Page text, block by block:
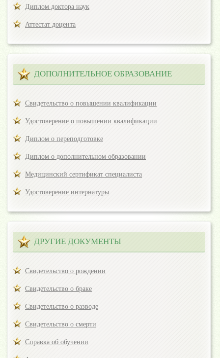
Диплом доктора наук
Аттестат доцента
ДОПОЛНИТЕЛЬНОЕ ОБРАЗОВАНИЕ
Свидетельство о повышении квалификации
Удостоверение о повышении квалификации
Диплом о переподготовке
Диплом о дополнительном образовании
Медицинский сертификат специалиста
Удостоверение интернатуры
ДРУГИЕ ДОКУМЕНТЫ
Свидетельство о рождении
Свидетельство о браке
Свидетельство о разводе
Свидетельство о смерти
Справка об обучении